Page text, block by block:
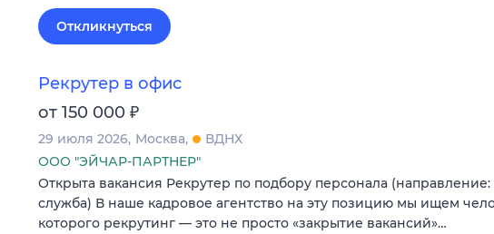
Откликнуться
Рекрутер в офис
от 150 000 ₽
29 июля 2026 Москва
ВДНХ
ООО "ЭЙЧАР-ПАРТНЕР"
Открыта вакансия Рекрутер по подбору персонала (направление:
служба) В наше кадровое агентство на эту позицию мы ищем
которого рекрутинг — это не просто «закрытие вакансий»…